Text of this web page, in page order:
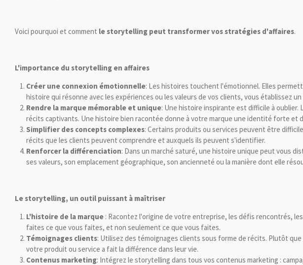
Voici pourquoi et comment le storytelling peut transformer vos stratégies d'affaires.
L'importance du storytelling en affaires
Créer une connexion émotionnelle: Les histoires touchent l'émotionnel. Elles
histoire qui résonne avec les expériences ou les valeurs de vos clients, vous établissez
Rendre la marque mémorable et unique: Une histoire inspirante est difficile à
récits captivants. Une histoire bien racontée donne à votre marque une identité forte et
Simplifier des concepts complexes: Certains produits ou services peuvent être
récits que les clients peuvent comprendre et auxquels ils peuvent s'identifier.
Renforcer la différenciation: Dans un marché saturé, une histoire unique peut vous
ses valeurs, son emplacement géographique, son ancienneté ou la manière dont elle
Le storytelling, un outil puissant à maîtriser
L'histoire de la marque: Racontez l'origine de votre entreprise, les défis rencontrés,
faites ce que vous faites, et non seulement ce que vous faites.
Témoignages clients: Utilisez des témoignages clients sous forme de récits. Plutôt
votre produit ou service a fait la différence dans leur vie.
Contenus marketing: Intégrez le storytelling dans tous vos contenus marketing :